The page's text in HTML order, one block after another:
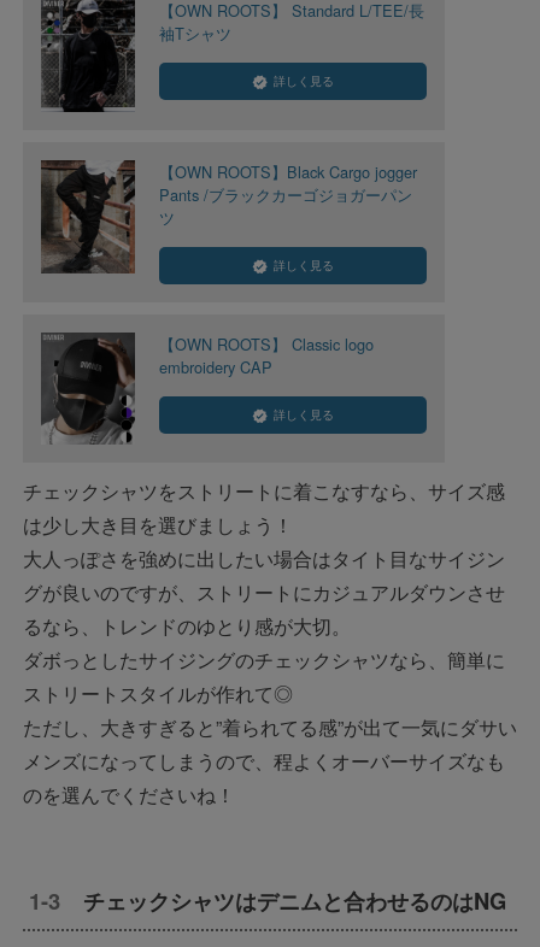
【OWN ROOTS】 Standard L/TEE/長
袖Tシャツ
詳しく見る
【OWN ROOTS】Black Cargo jogger
Pants /ブラックカーゴジョガーパン
ツ
詳しく見る
【OWN ROOTS】 Classic logo
embroidery CAP
詳しく見る
チェックシャツをストリートに着こなすなら、サイズ感
は少し大き目を選びましょう！
大人っぽさを強めに出したい場合はタイト目なサイジン
グが良いのですが、ストリートにカジュアルダウンさせ
るなら、トレンドのゆとり感が大切。
ダボっとしたサイジングのチェックシャツなら、簡単に
ストリートスタイルが作れて◎
ただし、大きすぎると”着られてる感”が出て一気にダサい
メンズになってしまうので、程よくオーバーサイズなも
のを選んでくださいね！
チェックシャツはデニムと合わせるのはNG